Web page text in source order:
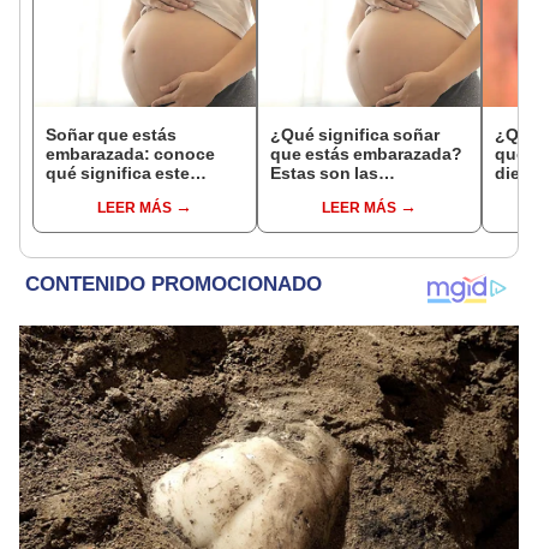
Soñar que estás
embarazada: conoce
qué significa este
LEER MÁS
¿Qué significa soñar
que estás embarazada?
Estas son las
comunesLEER MÁS
que